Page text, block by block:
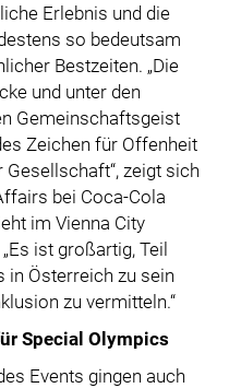
Erlebnis und die
so bedeutsam
Bestzeiten. „Die
und unter den
Gemeinschaftsgeist
Zeichen für Offenheit
zeigt sich
bei Coca-Cola
im Vienna City
ist großartig, Teil
in Österreich zu sein
zu vermitteln.“
Special Olympics
Events gingen auch